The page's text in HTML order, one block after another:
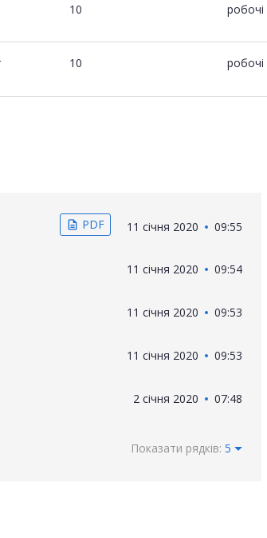
10 робочі
10 робочі
description PDF 11 січня 2020 09:55
11 січня 2020 09:54
11 січня 2020 09:53
11 січня 2020 09:53
2 січня 2020 07:48
Показати рядків: 5